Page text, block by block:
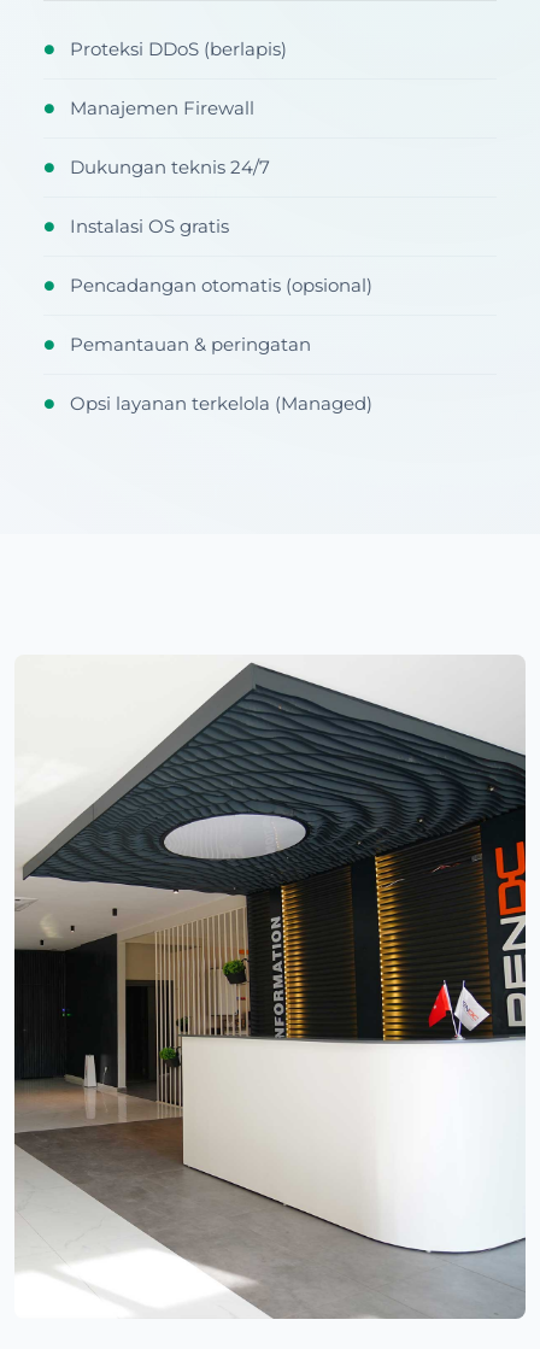
● Proteksi DDoS (berlapis)
● Manajemen Firewall
● Dukungan teknis 24/7
● Instalasi OS gratis
● Pencadangan otomatis (opsional)
● Pemantauan & peringatan
● Opsi layanan terkelola (Managed)